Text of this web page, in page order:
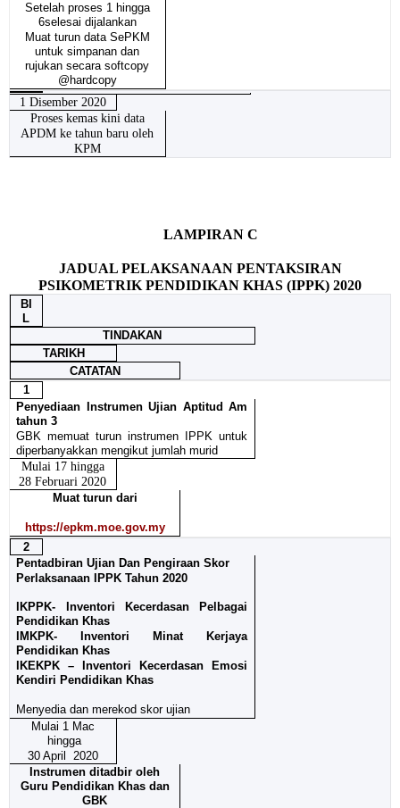
Setelah proses 1 hingga
6selesai dijalankan
Muat turun data SePKM
untuk simpanan dan
rujukan secara softcopy
@hardcopy
1 Disember 2020
Proses kemas kini data
APDM ke tahun baru oleh
KPM
LAMPIRAN C
JADUAL PELAKSANAAN PENTAKSIRAN
PSIKOMETRIK PENDIDIKAN KHAS (IPPK) 2020
BI
L
TINDAKAN
TARIKH
CATATAN
1
Penyediaan Instrumen Ujian Aptitud Am
tahun 3
GBK memuat turun instrumen IPPK untuk
diperbanyakkan mengikut jumlah murid
Mulai 17 hingga
28 Februari 2020
Muat turun dari
https://epkm.moe.gov.my
2
Pentadbiran Ujian Dan Pengiraan Skor
Perlaksanaan IPPK Tahun 2020
IKPPK- Inventori Kecerdasan Pelbagai
Pendidikan Khas
IMKPK- Inventori Minat Kerjaya
Pendidikan Khas
IKEKPK – Inventori Kecerdasan Emosi
Kendiri Pendidikan Khas
Menyedia dan merekod skor ujian
Mulai 1 Mac
hingga
30 April 2020
Instrumen ditadbir oleh
Guru Pendidikan Khas dan
GBK